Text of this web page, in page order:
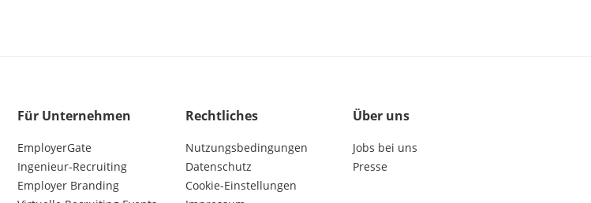
Für Unternehmen
EmployerGate
Ingenieur-Recruiting
Employer Branding
Rechtliches
Nutzungsbedingungen
Datenschutz
Cookie-Einstellungen
Über uns
Jobs bei uns
Presse